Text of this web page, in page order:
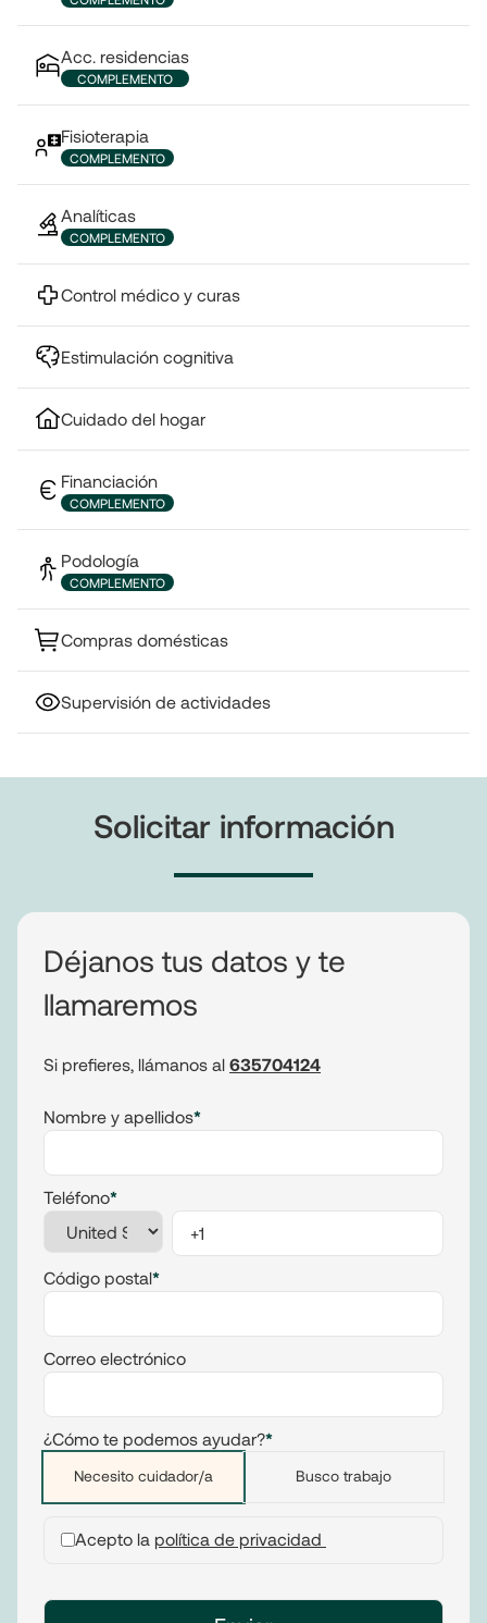
Acc. residencias
COMPLEMENTO
Fisioterapia
COMPLEMENTO
Analíticas
COMPLEMENTO
Control médico y curas
Estimulación cognitiva
Cuidado del hogar
Financiación
COMPLEMENTO
Podología
COMPLEMENTO
Compras domésticas
Supervisión de actividades
Solicitar información
Déjanos tus datos y te
llamaremos
Si prefieres, llámanos al 635704124
Nombre y apellidos*
Teléfono*
Código postal*
Correo electrónico
¿Cómo te podemos ayudar?*
Necesito cuidador/a Busco trabajo
Acepto la política de privacidad